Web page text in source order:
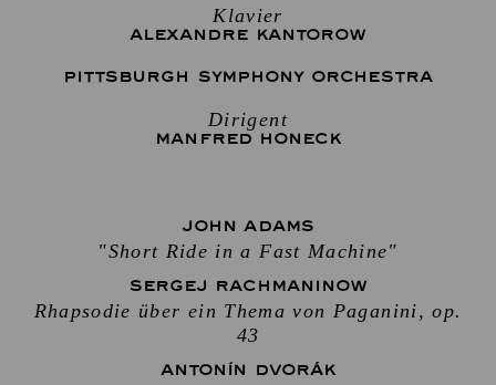
Klavier
ALEXANDRE KANTOROW
PITTSBURGH SYMPHONY ORCHESTRA
Dirigent
MANFRED HONECK
JOHN ADAMS
"Short Ride in a Fast Machine"
SERGEJ RACHMANINOW
Rhapsodie über ein Thema von Paganini, op.
43
ANTONÍN DVORÁK